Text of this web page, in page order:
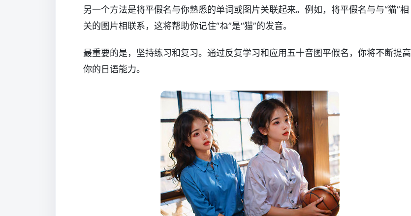
另一个方法是将平假名与你熟悉的单词或图片关联起来。例如，将平假名与与“猫”相
关的图片相联系，这将帮助你记住“ね”是“猫”的发音。
最重要的是，坚持练习和复习。通过反复学习和应用五十音图平假名，你将不断提高
你的日语能力。